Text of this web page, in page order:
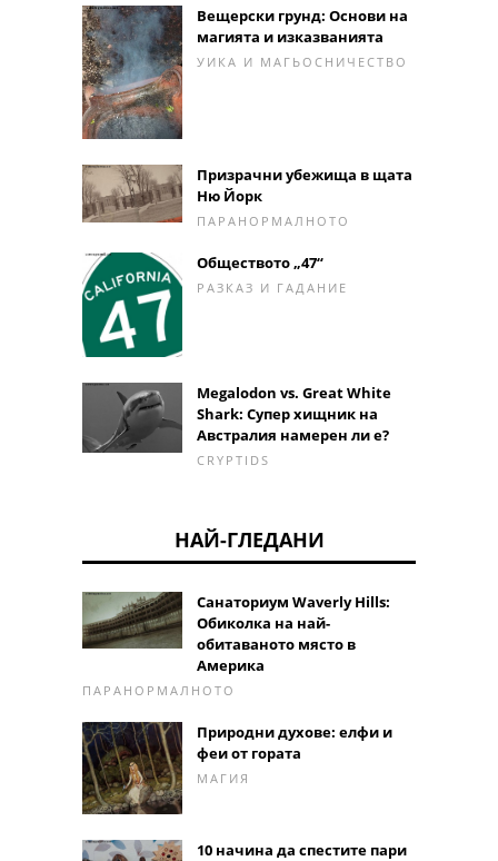
Вещерски грунд: Основи на
магията и изказванията
УИКА И МАГЬОСНИЧЕСТВО
Призрачни убежища в щата
Ню Йорк
ПАРАНОРМАЛНОТО
Обществото „47“
РАЗКАЗ И ГАДАНИЕ
Megalodon vs. Great White
Shark: Супер хищник на
Австралия намерен ли е?
CRYPTIDS
НАЙ-ГЛЕДАНИ
Санаториум Waverly Hills:
Обиколка на най-
обитаваното място в
Америка
ПАРАНОРМАЛНОТО
Природни духове: елфи и
феи от гората
МАГИЯ
10 начина да спестите пари